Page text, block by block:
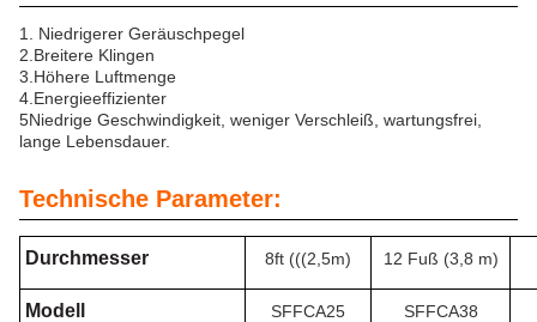
1. Niedrigerer Geräuschpegel
2. Breitere Klingen
3. Höhere Luftmenge
4. Energieeffizienter
5Niedrige Geschwindigkeit, weniger Verschleiß, wartungsfrei,
lange Lebensdauer.
Technische Parameter:
Durchmesser 8ft (((2,5m) 12 Fuß (3,8 m)
Modell SFFCA25 SFFCA38